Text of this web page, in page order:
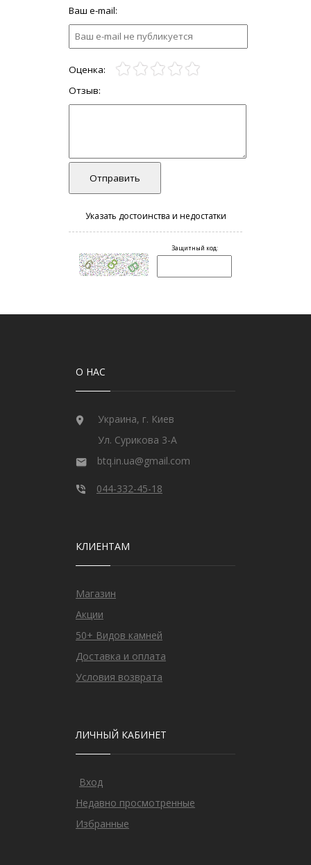
О НАС
Украина, г. Киев
Ул. Сурикова 3-А
btq.in.ua@gmail.com
044-332-45-18
КЛИЕНТАМ
Магазин
Акции
50+ Видов камней
Доставка и оплата
Условия возврата
ЛИЧНЫЙ КАБИНЕТ
Вход
Недавно просмотренные
Избранные